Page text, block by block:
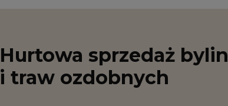
Hurtowa sprzedaż bylin
i traw ozdobnych